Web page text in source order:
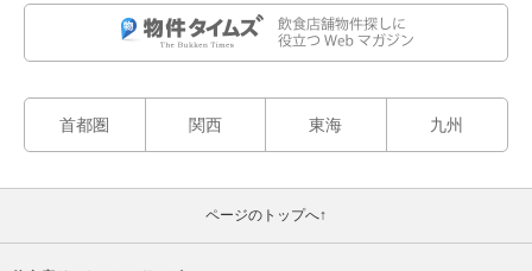
首都圏 関西 東海 九州
ページのトップへ↑